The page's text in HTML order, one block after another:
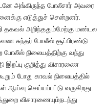
அங்கிருந்த போலீசார் அவரை
எடுத்துச் சென்றனர்.
தகவல் அறிந்ததும்மேற்கு மண்டல
சுந்தர் போலீஸ் சூப்பிரண்டு
நிலையத்திற்கு வந்து
இறப்பு குறித்து விசாரணை
போது காவல் நிலையத்தில்
ஆய்வு செய்யப்பட்டு வருகிறது.
விசாரணையும்நடந்து